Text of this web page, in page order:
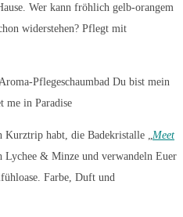
Wer kann fröhlich gelb-orangem
widerstehen? Pflegt mit
habt, die Badekristalle „ Meet
Lychee & Minze und verwandeln Euer
Farbe, Duft und